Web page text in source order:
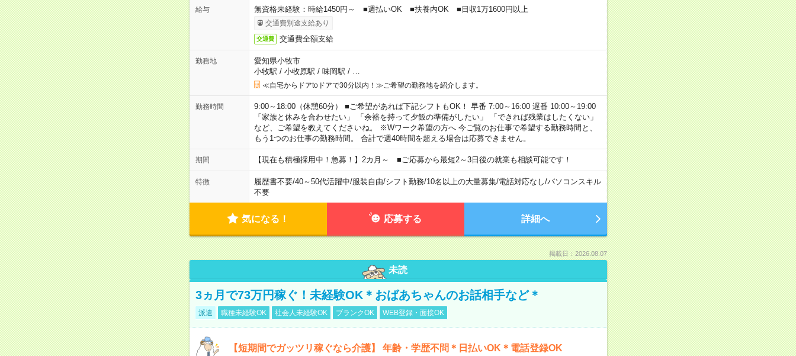
給与 無資格未経験：時給1450円～ ■週払いOK ■扶養内OK ■日収1万1600円以上
交通費別途支給あり
交通費 交通費全額支給
勤務地
愛知県小牧市
小牧駅 / 小牧原駅 / 味岡駅 /
≪自宅からドアtoドアで30分以内！≫ご希望の勤務地を紹介します。
勤務時間
9:00～18:00（休憩60分） ■ご希望があれば下記シフトもOK！ 早番 7:00～16:00 遅番 10:00～19:00
「家族と休みを合わせたい」 「余裕を持って夕飯の準備がしたい」 「できれば残業はしたくない」
など、ご希望を教えてくださいね。 ※Wワーク希望の方へ 今ご覧のお仕事で希望する勤務時間と、
もう1つのお仕事の勤務時間。 合計で週40時間を超える場合は応募できません。
期間 【現在も積極採用中！急募！】2カ月～ ■ご応募から最短2～3日後の就業も相談可能です！
特徴 履歴書不要/40～50代活躍中/服装自由/シフト勤務/10名以上の大量募集/電話対応なし/パソコンスキル
不要
気になる！ 応募する 詳細へ
掲載日：2026.08.07
未読
3ヵ月で73万円稼ぐ！未経験OK＊おばあちゃんのお話相手など＊
派遣 職種未経験OK 社会人未経験OK ブランクOK WEB登録・面接OK
【短期間でガッツリ稼ぐなら介護】 年齢・学歴不問＊日払いOK＊電話登録OK